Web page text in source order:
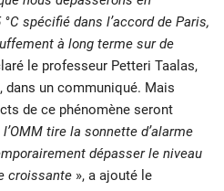
spécifié dans l’accord de Paris,
à long terme sur de
le professeur Petteri Taalas,
dans un communiqué. Mais
de ce phénomène seront
l’OMM tire la sonnette d’alarme
dépasser le niveau
croissante », a ajouté le